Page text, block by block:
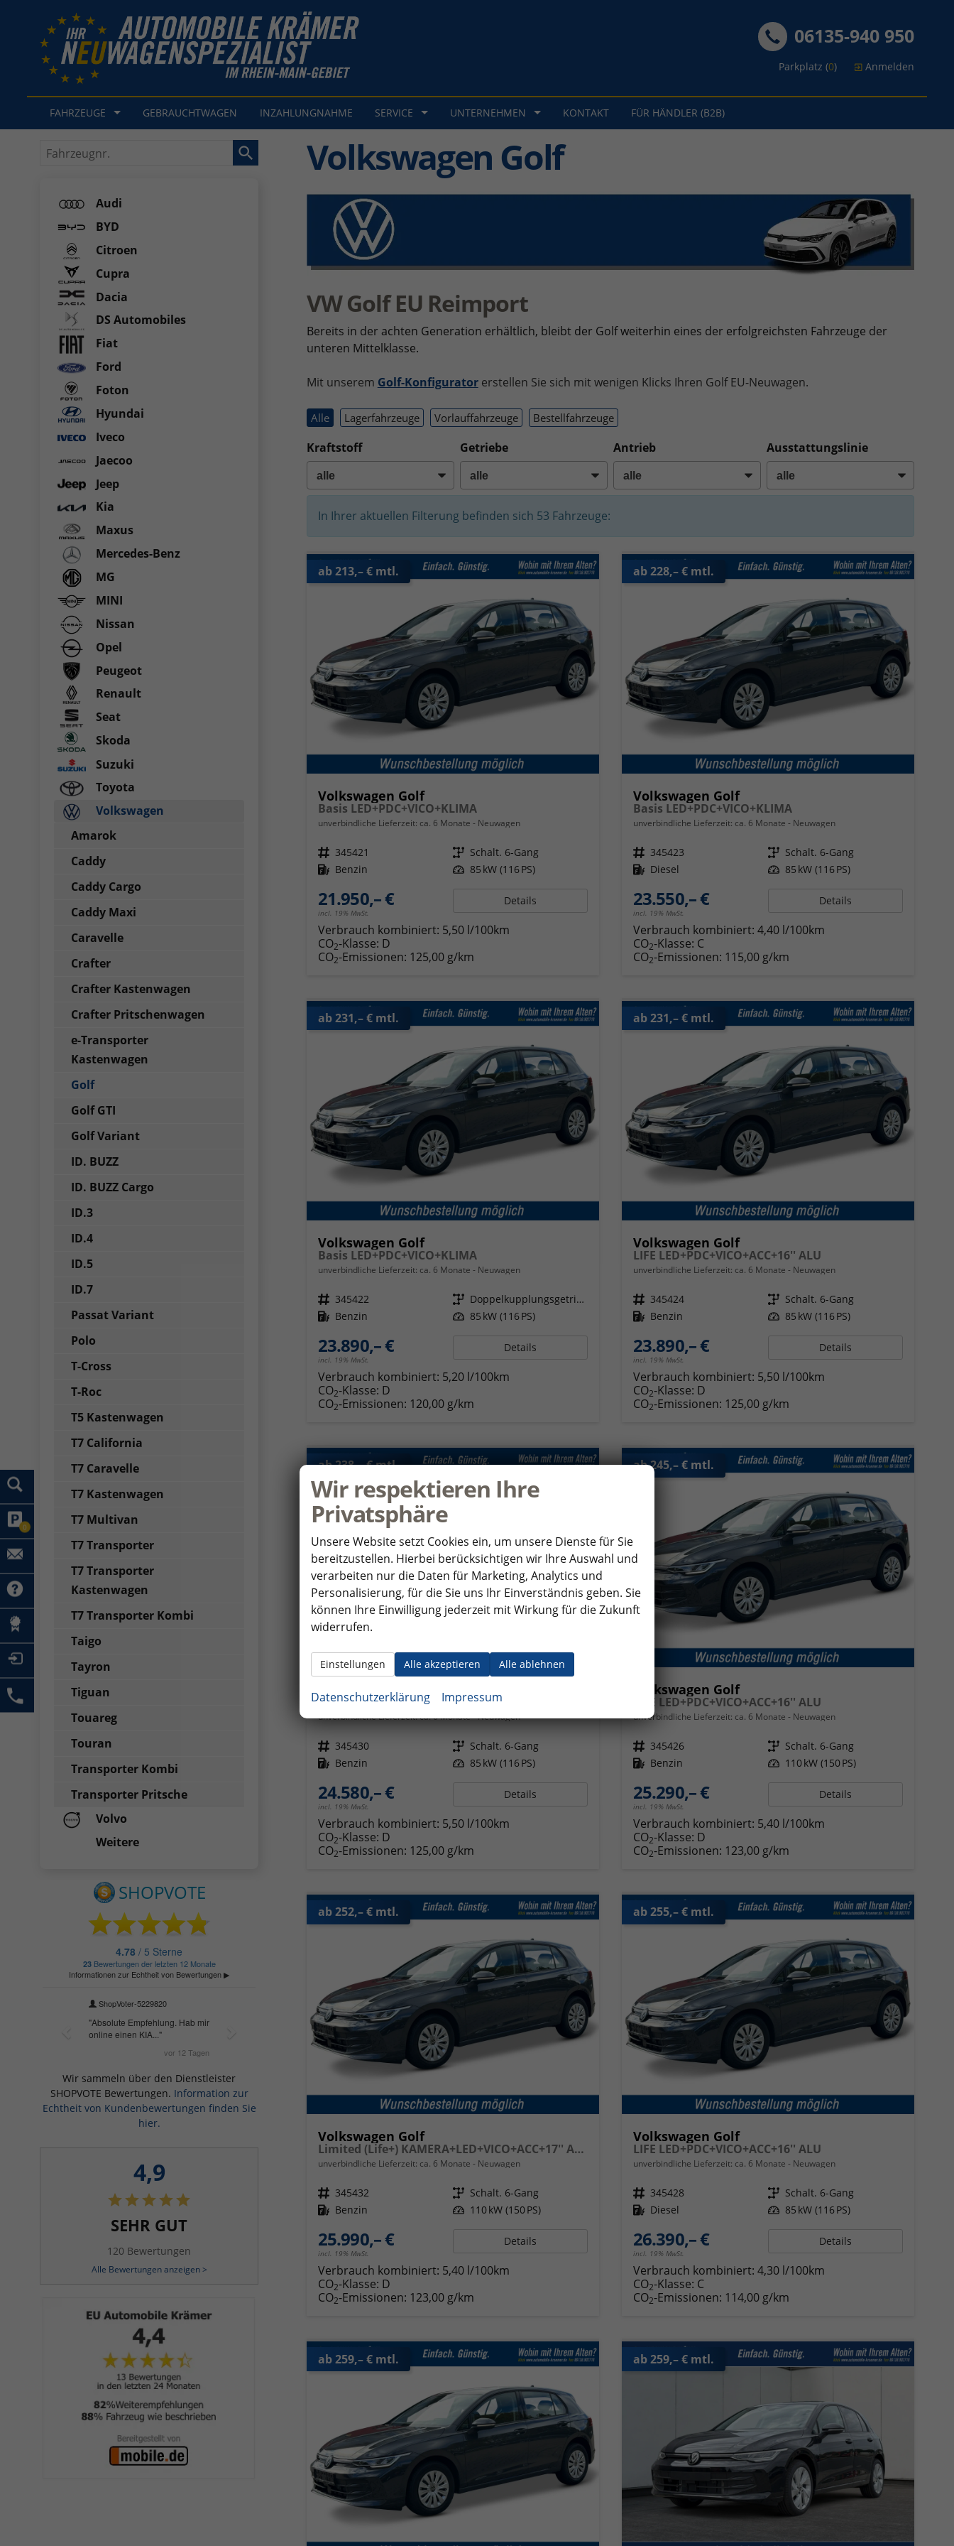
0
06135-940 950
Parkplatz (0) Anmelden
FAHRZEUGE GEBRAUCHTWAGEN INZAHLUNGNAHME SERVICE UNTERNEHMEN KONTAKT FÜR HÄNDLER (B2B)
Volkswagen Golf
VW Golf EU Reimport
Bereits in der achten Generation erhältlich, bleibt der Golf weiterhin eines der erfolgreichsten Fahrzeuge der
unteren Mittelklasse.
Mit unserem Golf-Konfiguratorerstellen Sie sich mit wenigen Klicks Ihren Golf EU-Neuwagen.
Alle Lagerfahrzeuge Vorlauffahrzeuge Bestellfahrzeuge
Kraftstoff Getriebe Antrieb Ausstattungslinie
In Ihrer aktuellen Filterung befinden sich 53 Fahrzeuge:
ab 213,– € mtl.
Volkswagen Golf
Basis LED+PDC+VICO+KLIMA
unverbindliche Lieferzeit: ca. 6 Monate Neuwagen
Fahrzeugnr. 345421 Getriebe Schalt. 6-Gang
Kraftstoff Benzin Leistung 85 kW (116 PS)
21.950,– €
incl. 19% MwSt.
Details
Verbrauch kombiniert: 5,50 l/100km
CO2-Klasse: D
CO2-Emissionen: 125,00 g/km
ab 228,– € mtl.
Volkswagen Golf
Basis LED+PDC+VICO+KLIMA
unverbindliche Lieferzeit: ca. 6 Monate Neuwagen
Fahrzeugnr. 345423 Getriebe Schalt. 6-Gang
Kraftstoff Diesel Leistung 85 kW (116 PS)
23.550,– €
incl. 19% MwSt.
Details
Verbrauch kombiniert: 4,40 l/100km
CO2-Klasse: C
CO2-Emissionen: 115,00 g/km
ab 231,– € mtl.
Volkswagen Golf
Basis LED+PDC+VICO+KLIMA
unverbindliche Lieferzeit: ca. 6 Monate Neuwagen
Fahrzeugnr. 345422 Getriebe
Doppelkupplungsgetriebe (DSG)
Kraftstoff Benzin Leistung 85 kW (116 PS)
23.890,– €
incl. 19% MwSt.
Details
Verbrauch kombiniert: 5,20 l/100km
CO2-Klasse: D
CO2-Emissionen: 120,00 g/km
ab 231,– € mtl.
Volkswagen Golf
LIFE LED+PDC+VICO+ACC+16'' ALU
unverbindliche Lieferzeit: ca. 6 Monate Neuwagen
Fahrzeugnr. 345424 Getriebe Schalt. 6-Gang
Kraftstoff Benzin Leistung 85 kW (116 PS)
23.890,– €
incl. 19% MwSt.
Details
Verbrauch kombiniert: 5,50 l/100km
CO2-Klasse: D
CO2-Emissionen: 125,00 g/km
ab 238,– € mtl.
Volkswagen Golf
unverbindliche Lieferzeit: ca. 6 Monate Neuwagen
Fahrzeugnr. 345430 Getriebe Schalt. 6-Gang
Kraftstoff Benzin Leistung 85 kW (116 PS)
24.580,– €
incl. 19% MwSt.
Details
Verbrauch kombiniert: 5,50 l/100km
CO2-Klasse: D
CO2-Emissionen: 125,00 g/km
ab 245,– € mtl.
Volkswagen Golf
LIFE LED+PDC+VICO+ACC+16'' ALU
unverbindliche Lieferzeit: ca. 6 Monate Neuwagen
Fahrzeugnr. 345426 Getriebe Schalt. 6-Gang
Kraftstoff Benzin Leistung 110 kW (150 PS)
25.290,– €
incl. 19% MwSt.
Details
Verbrauch kombiniert: 5,40 l/100km
CO2-Klasse: D
CO2-Emissionen: 123,00 g/km
ab 252,– € mtl.
Volkswagen Golf
Limited (Life+) KAMERA+LED+VICO+ACC+17'' ALU
unverbindliche Lieferzeit: ca. 6 Monate Neuwagen
Fahrzeugnr. 345432 Getriebe Schalt. 6-Gang
Kraftstoff Benzin Leistung 110 kW (150 PS)
25.990,– €
incl. 19% MwSt.
Details
Verbrauch kombiniert: 5,40 l/100km
CO2-Klasse: D
CO2-Emissionen: 123,00 g/km
ab 255,– € mtl.
Volkswagen Golf
LIFE LED+PDC+VICO+ACC+16'' ALU
unverbindliche Lieferzeit: ca. 6 Monate Neuwagen
Fahrzeugnr. 345428 Getriebe Schalt. 6-Gang
Kraftstoff Diesel Leistung 85 kW (116 PS)
26.390,– €
incl. 19% MwSt.
Details
Verbrauch kombiniert: 4,30 l/100km
CO2-Klasse: C
CO2-Emissionen: 114,00 g/km
ab 259,– € mtl. ab 259,– € mtl.
Fahrzeugnr.
Audi
BYD
Citroen
Cupra
Dacia
DS Automobiles
Fiat
Ford
Foton
Hyundai
Iveco
Jaecoo
Jeep
Kia
Maxus
Mercedes-Benz
MG
MINI
Nissan
Opel
Peugeot
Renault
Seat
Skoda
Suzuki
Toyota
Volkswagen
Amarok
Caddy
Caddy Cargo
Caddy Maxi
Caravelle
Crafter
Crafter Kastenwagen
Crafter Pritschenwagen
e-Transporter
Kastenwagen
Golf
Golf GTI
Golf Variant
ID. BUZZ
ID. BUZZ Cargo
ID.3
ID.4
ID.5
ID.7
Passat Variant
Polo
T-Cross
T-Roc
T5 Kastenwagen
T7 California
T7 Caravelle
T7 Kastenwagen
T7 Multivan
T7 Transporter
T7 Transporter
Kastenwagen
T7 Transporter Kombi
Taigo
Tayron
Tiguan
Touareg
Touran
Transporter Kombi
Transporter Pritsche
Volvo
Weitere
Wir sammeln über den Dienstleister
SHOPVOTE Bewertungen. Information zur
Echtheit von Kundenbewertungen finden Sie
hier.
4,9
SEHR GUT
120 Bewertungen
Alle Bewertungen anzeigen >
Wir respektieren Ihre
Privatsphäre
Unsere Website setzt Cookies ein, um unsere Dienste für Sie
bereitzustellen. Hierbei berücksichtigen wir Ihre Auswahl und
verarbeiten nur die Daten für Marketing, Analytics und
Personalisierung, für die Sie uns Ihr Einverständnis geben. Sie
können Ihre Einwilligung jederzeit mit Wirkung für die Zukunft
widerrufen.
Alle akzeptieren Alle ablehnen
Einstellungen
Datenschutzerklärung Impressum